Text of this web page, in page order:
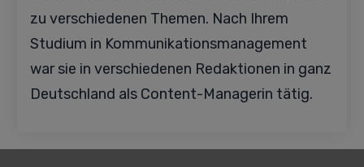
zu verschiedenen Themen. Nach Ihrem
Studium in Kommunikationsmanagement
war sie in verschiedenen Redaktionen in ganz
Deutschland als Content-Managerin tätig.